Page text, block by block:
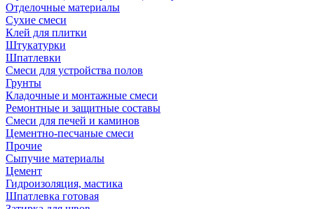
Отделочные материалы
Сухие смеси
Клей для плитки
Штукатурки
Шпатлевки
Смеси для устройства полов
Грунты
Кладочные и монтажные смеси
Ремонтные и защитные составы
Смеси для печей и каминов
Цементно-песчаные смеси
Прочие
Сыпучие материалы
Цемент
Гидроизоляция, мастика
Шпатлевка готовая